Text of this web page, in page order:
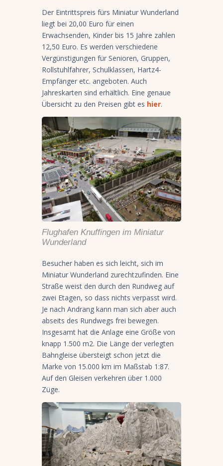
Der Eintrittspreis fürs Miniatur Wunderland
liegt bei 20,00 Euro für einen
Erwachsenden, Kinder bis 15 Jahre zahlen
12,50 Euro. Es werden verschiedene
Vergünstigungen für Senioren, Gruppen,
Rollstuhlfahrer, Schulklassen, Hartz4-
Empfänger etc. angeboten. Auch
Jahreskarten sind erhältlich. Eine genaue
Übersicht zu den Preisen gibt es hier.
Flughafen Knuffingen im Miniatur
Wunderland
Besucher haben es sich leicht, sich im
Miniatur Wunderland zurechtzufinden. Eine
Straße weist den durch den Rundweg auf
zwei Etagen, so dass nichts verpasst wird.
Je nach Andrang kann man sich aber auch
abseits des Rundwegs frei bewegen.
Insgesamt hat die Anlage eine Größe von
knapp 1.500 m2. Die Länge der verlegten
Bahngleise übersteigt schon jetzt die
Marke von 15.000 km im Maßstab 1:87.
Auf den Gleisen verkehren über 1.000
Züge.